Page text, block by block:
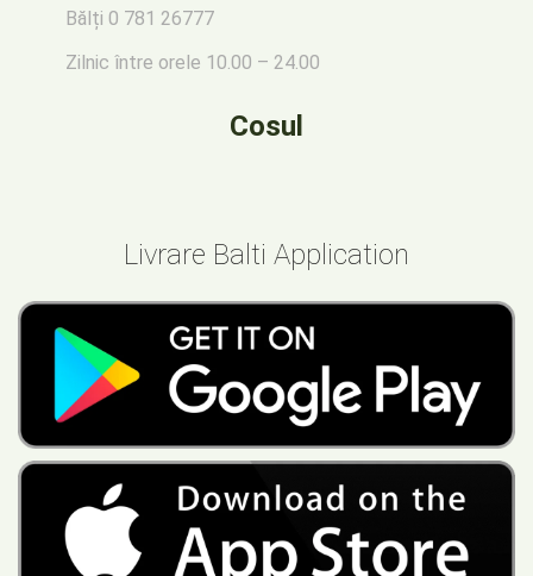
Bălți 0 781 26777
Zilnic între orele 10.00 – 24.00
Cosul
Livrare Balti Application